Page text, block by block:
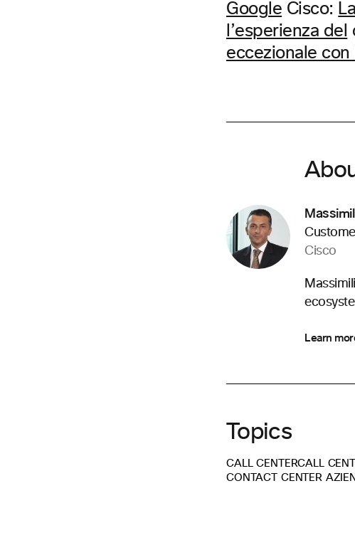
Google Cisco:
l’esperienza del
eccezionale con
Cisco
Learn
Topics
CALL CENTERCALL
CONTACT CENTER